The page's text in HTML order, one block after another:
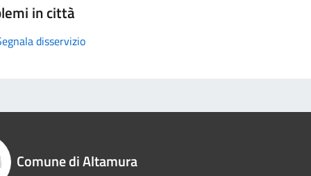
in città
disservizio
Comune di Altamura